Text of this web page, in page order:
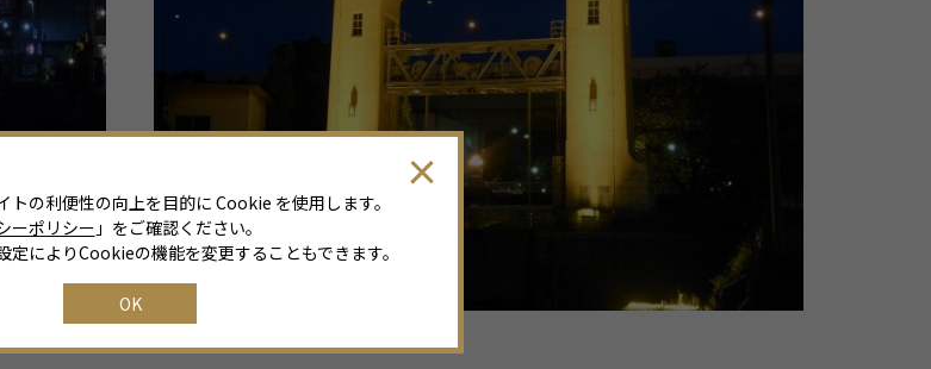
トの利便性の向上を目的に Cookie を使用します。
ーポリシー 」をご確認ください。
定によりCookieの機能を変更することもできます。
OK